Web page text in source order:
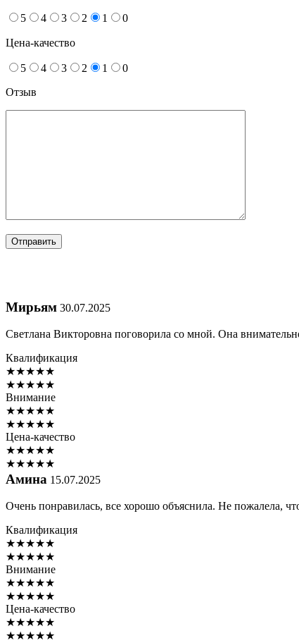
5 4 3 2 1 0
Цена-качество
5 4 3 2 1
0
Отзыв
Мирьям 30.07.2025
Светлана Викторовна поговорила со мной. Она
Квалификация
★★★★★
★★★★★
Внимание
★★★★★
★★★★★
Цена-качество
★★★★★
★★★★★
Амина 15.07.2025
Очень понравилась, все хорошо объяснила. Не пожалела,
Квалификация
★★★★★
★★★★★
Внимание
★★★★★
★★★★★
Цена-качество
★★★★★
★★★★★